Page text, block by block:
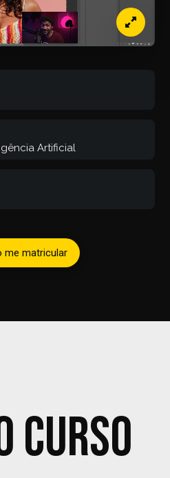
Artificial
me matricular
curso